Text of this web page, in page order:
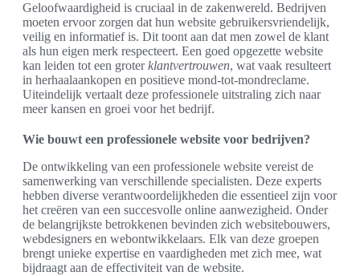
Geloofwaardigheid is cruciaal in de zakenwereld. Bedrijven
moeten ervoor zorgen dat hun website gebruikersvriendelijk,
veilig en informatief is. Dit toont aan dat men zowel de klant
als hun eigen merk respecteert. Een goed opgezette website
kan leiden tot een groterklantvertrouwen, wat vaak resulteert
in herhaalaankopen en positieve mond-tot-mondreclame.
Uiteindelijk vertaalt deze professionele uitstraling zich naar
meer kansen en groei voor het bedrijf.
Wie bouwt een professionele website voor bedrijven?
De ontwikkeling van een professionele website vereist de
samenwerking van verschillende specialisten. Deze experts
hebben diverse verantwoordelijkheden die essentieel zijn voor
het creëren van een succesvolle online aanwezigheid. Onder
de belangrijkste betrokkenen bevinden zich websitebouwers,
webdesigners en webontwikkelaars. Elk van deze groepen
brengt unieke expertise en vaardigheden met zich mee, wat
bijdraagt aan de effectiviteit van de website.